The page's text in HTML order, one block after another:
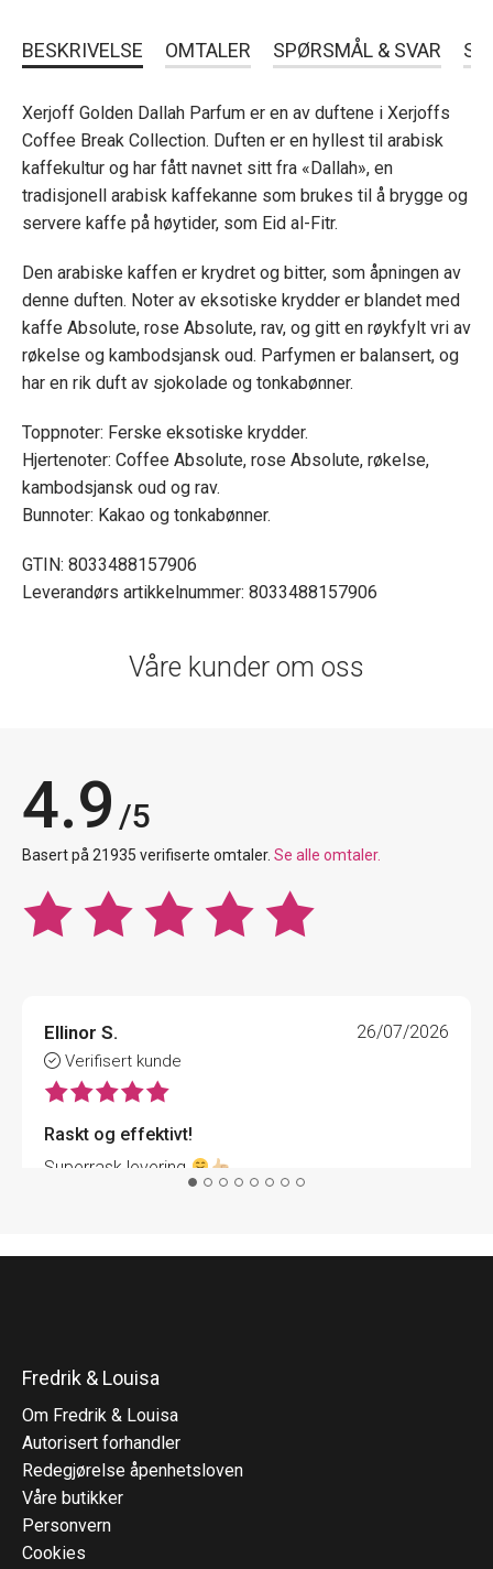
BESKRIVELSE OMTALER SPØRSMÅL & SVAR
Xerjoff Golden Dallah Parfum er en av duftene i Xerjoffs
Coffee Break Collection. Duften er en hyllest til arabisk
kaffekultur og har fått navnet sitt fra «Dallah», en
tradisjonell arabisk kaffekanne som brukes til å brygge og
servere kaffe på høytider, som Eid al-Fitr.
Den arabiske kaffen er krydret og bitter, som åpningen av
denne duften. Noter av eksotiske krydder er blandet med
kaffe Absolute, rose Absolute, rav, og gitt en røykfylt vri av
røkelse og kambodsjansk oud. Parfymen er balansert, og
har en rik duft av sjokolade og tonkabønner.
Toppnoter: Ferske eksotiske krydder.
Hjertenoter: Coffee Absolute, rose Absolute, røkelse,
kambodsjansk oud og rav.
Bunnoter: Kakao og tonkabønner.
GTIN: 8033488157906
Leverandørs artikkelnummer: 8033488157906
Våre kunder om oss
4.9 /5
Basert på 21935 verifiserte omtaler. Se alle omtaler.
Ellinor S.
Verifisert kunde
26/07/2026
Raskt og effektivt!
Superrask levering
Fredrik & Louisa
Om Fredrik & Louisa
Autorisert forhandler
Redegjørelse åpenhetsloven
Våre butikker
Personvern
Cookies